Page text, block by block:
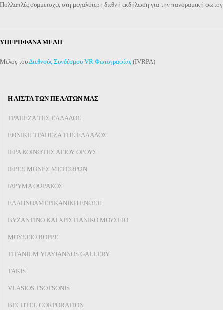
Πολλαπλές συμμετοχές στη μεγαλύτερη διεθνή εκδήλωση για την πανοραμική
ΥΠΕΡΗΦΑΝΑ ΜΕΛΗ
Μελος τουΔιεθνούς Συνδέσμου VR Φωτογραφίας (IVRPA)
Η ΛΙΣΤΑ ΤΩΝ ΠΕΛΑΤΩΝ ΜΑΣ
ΤΡΑΠΕΖΑ ΤΗΣ ΕΛΛΑΔΟΣ
ΕΘΝΙΚΗ ΤΡΑΠΕΖΑ ΤΗΣ ΕΛΛΑΔΟΣ
ΙΕΡΑ ΚΟΙΝΩΤΗΣ ΑΓΙΟΥ ΟΡΟΥΣ
ΙΕΡΕΣ ΜΟΝΕΣ ΜΕΤΕΩΡΩΝ
ΙΔΡΥΜΑ ΘΩΡΑΚΟΣ
ΕΛΛΗΝΟΑΜΕΡΙΚΑΝΙΚΗ ΕΝΩΣΗ
ΒΥΖΑΝΤΙΝΟ ΚΑΙ ΧΡΙΣΤΙΑΝΙΚΟ ΜΟΥΣΕΙΟ
ΜΟΥΣΕΙΟ ΒΟΡΡΕ
TITANIUM YIAYIANNOS GALLERY
TAKIS
VLASIOS TSOTSONIS
BECHTEL CORPORATION